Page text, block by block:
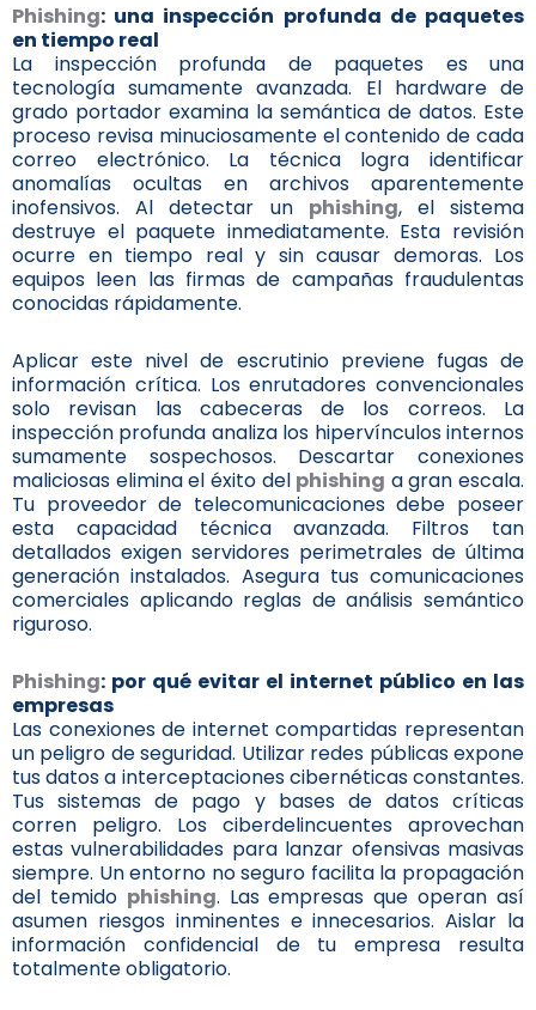
Phishing: una inspección profunda de paquetes
en tiempo real
La inspección profunda de paquetes es una
tecnología sumamente avanzada. El hardware de
grado portador examina la semántica de datos. Este
proceso revisa minuciosamente el contenido de cada
correo electrónico. La técnica logra identificar
anomalías ocultas en archivos aparentemente
inofensivos. Al detectar un phishing, el sistema
destruye el paquete inmediatamente. Esta revisión
ocurre en tiempo real y sin causar demoras. Los
equipos leen las firmas de campañas fraudulentas
conocidas rápidamente.
Aplicar este nivel de escrutinio previene fugas de
información crítica. Los enrutadores convencionales
solo revisan las cabeceras de los correos. La
inspección profunda analiza los hipervínculos internos
sumamente sospechosos. Descartar conexiones
maliciosas elimina el éxito del phishing a gran escala.
Tu proveedor de telecomunicaciones debe poseer
esta capacidad técnica avanzada. Filtros tan
detallados exigen servidores perimetrales de última
generación instalados. Asegura tus comunicaciones
comerciales aplicando reglas de análisis semántico
riguroso.
Phishing: por qué evitar el internet público en las
empresas
Las conexiones de internet compartidas representan
un peligro de seguridad. Utilizar redes públicas expone
tus datos a interceptaciones cibernéticas constantes.
Tus sistemas de pago y bases de datos críticas
corren peligro. Los ciberdelincuentes aprovechan
estas vulnerabilidades para lanzar ofensivas masivas
siempre. Un entorno no seguro facilita la propagación
del temido phishing. Las empresas que operan así
asumen riesgos inminentes e innecesarios. Aislar la
información confidencial de tu empresa resulta
totalmente obligatorio.